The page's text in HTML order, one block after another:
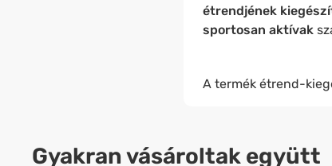
étrendjének
sportosan aktívak
A termék étrend-
Gyakran vásároltak együtt